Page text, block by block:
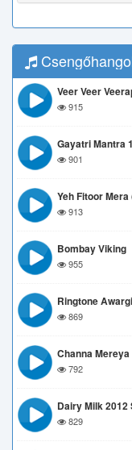
Veer Veer
915
Gayatri Mantra 1
901
Yeh Fitoor
913
Bombay Viking
955
Ringtone Awargi
869
Channa Mereya
792
Dairy Milk 2012
829